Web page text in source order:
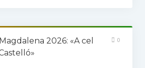
2026: «A cel
0